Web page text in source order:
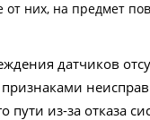
от них, на предмет
датчиков
признаками
из-за отказа